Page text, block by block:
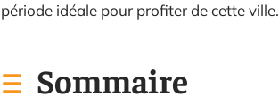
période idéale pour profiter de cette
Sommaire